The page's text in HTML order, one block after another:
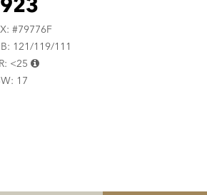
#79776F
121/119/111
<25
17